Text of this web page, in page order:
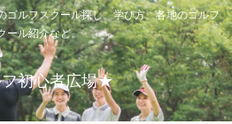
ゴルフスクール探し。学び方、各地のゴルフ
ール紹介など。
初心者広場★